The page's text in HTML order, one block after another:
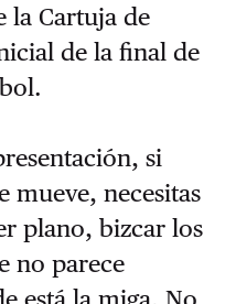
la Cartuja de
de la final de
si
mueve, necesitas
plano, bizcar los
no parece